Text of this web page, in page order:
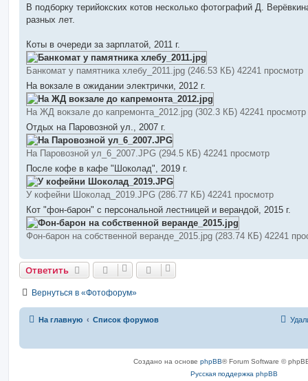
о
щ
и
е
В подборку терийокских котов несколько фотографий Д.
разных лет.
Коты в очереди за зарплатой, 2011 г.
Банкомат у памятника хлебу_2011.jpg (246.53 КБ) 42241 просмотр
На вокзале в ожидании электрички, 2012 г.
На ЖД вокзале до капремонта_2012.jpg (302.3 КБ) 42241 просмотр
Отдых на Паровозной ул., 2007 г.
На Паровозной ул_6_2007.JPG (294.5 КБ) 42241 просмотр
После кофе в кафе "Шоколад", 2019 г.
У кофейни Шоколад_2019.JPG (286.77 КБ) 42241 просмотр
Кот "фон-барон" с персональной лестницей и верандой, 2015 г.
Фон-барон на собственной веранде_2015.jpg (283.74 КБ) 42241
Ответить
Вернуться в «Фотофорум»
На главную Список форумов
Создано на основе phpBB® Forum Software ©
Русская поддержка phpBB